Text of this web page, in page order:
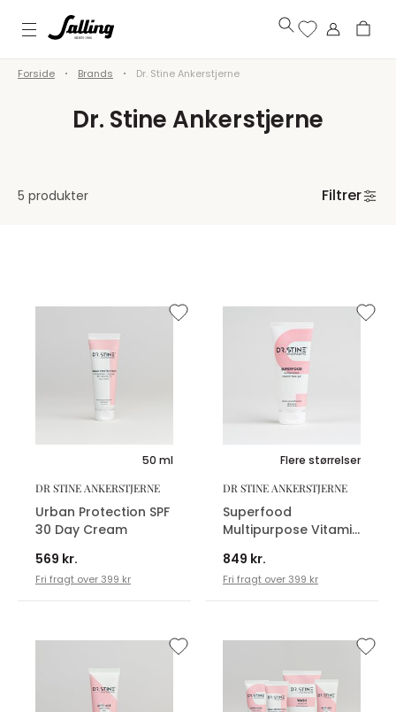
Forside Brands Dr. Stine Ankerstjerne
Dr. Stine Ankerstjerne
5 produkter Filtrer
50 ml
DR STINE ANKERSTJERNE
Urban Protection SPF
30 Day Cream
569 kr.
Fri fragt over 399 kr
Flere størrelser
DR STINE ANKERSTJERNE
Superfood
Multipurpose Vitamin
849 kr.
Fri fragt over 399 kr